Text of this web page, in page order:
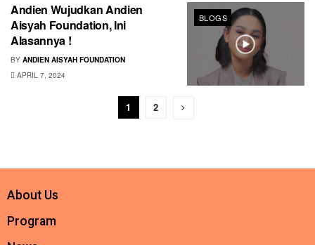
BLOGS
Andien Wujudkan Andien
Aisyah Foundation, Ini
Alasannya !
BY ANDIEN AISYAH FOUNDATION
APRIL 7, 2024
1 2
About Us
Program